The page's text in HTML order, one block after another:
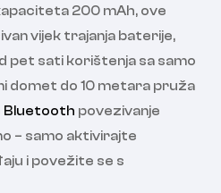
200 mAh, ove
vijek trajanja baterije,
pet sati korištenja sa samo
domet do 10 metara pruža
Bluetooth povezivanje
– samo aktivirajte
i povežite se s